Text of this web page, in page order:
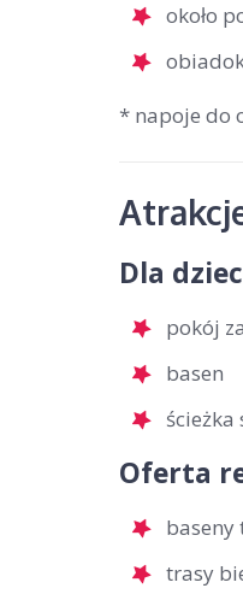
około
* napoje do
Dla
pokój
basen
ścieżka
Oferta
baseny
trasy